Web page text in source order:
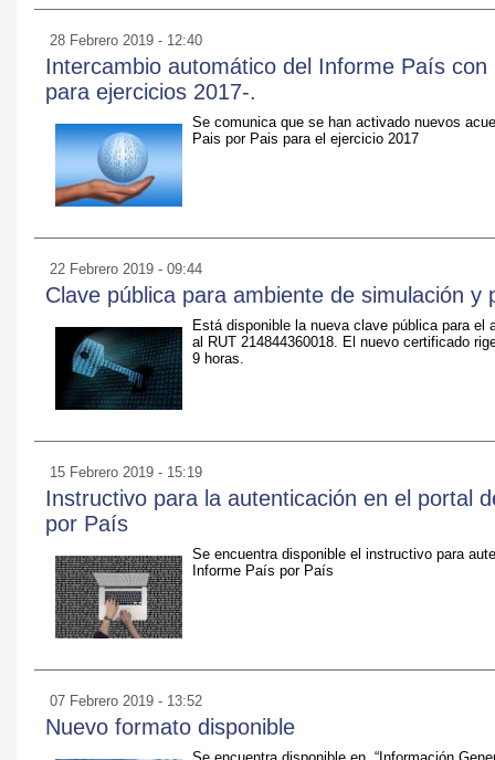
28 Febrero 2019 - 12:40
Intercambio automático del Informe País
para ejercicios 2017-.
Se comunica que se han activado nuevos
Pais por Pais para el ejercicio 2017
22 Febrero 2019 - 09:44
Clave pública para ambiente de simulación y
Está disponible la nueva clave pública para
al RUT 214844360018. El nuevo certificado
9 horas.
15 Febrero 2019 - 15:19
Instructivo para la autenticación en el portal
por País
Se encuentra disponible el instructivo para
Informe País por País
07 Febrero 2019 - 13:52
Nuevo formato disponible